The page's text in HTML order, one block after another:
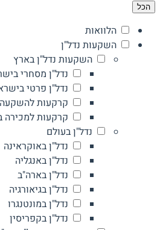
הכל
הלוואות
השקעות נדל"ן
השקעות נדל"ן בארץ
נדל"ן מסחרי
נדל"ן פרטי
קרקעות
קרקעות למכירה
נדל"ן בעולם
נדל"ן באוקראינה
נדל"ן באנגליה
נדל"ן בארה"ב
נדל"ן בגיאורגיה
נדל"ן במונטנגרו
נדל"ן בקפריסין